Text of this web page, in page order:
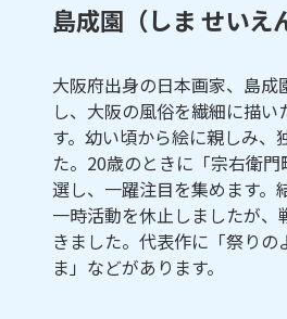
島成園（しま せいえ
大阪府出身の日本画家、島成
し、大阪の風俗を繊細に描い
す。幼い頃から絵に親しみ、
た。20歳のときに「宗右衛
選し、一躍注目を集めます。
一時活動を休止しましたが、
きました。代表作に「祭り
ま」などがあります。